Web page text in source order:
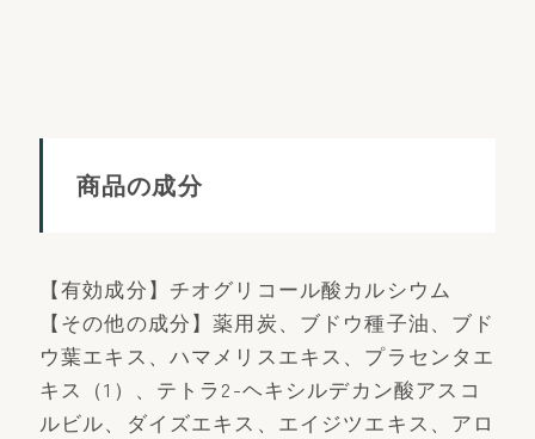
商品の成分
【有効成分】チオグリコール酸カルシウム
【その他の成分】薬用炭、ブドウ種子油、ブド
ウ葉エキス、ハマメリスエキス、プラセンタエ
キス（1）、テトラ2-ヘキシルデカン酸アスコ
ルビル、ダイズエキス、エイジツエキス、アロ